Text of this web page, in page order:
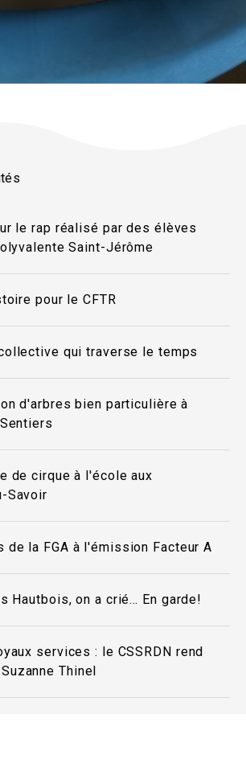
le rap réalisé par des élèves
Saint-Jérôme
pour le CFTR
qui traverse le temps
d'arbres bien particulière à
de cirque à l'école aux
Savoir
de la FGA à l'émission Facteur A
Hautbois, on a crié… En garde!
services : le CSSRDN rend
Thinel